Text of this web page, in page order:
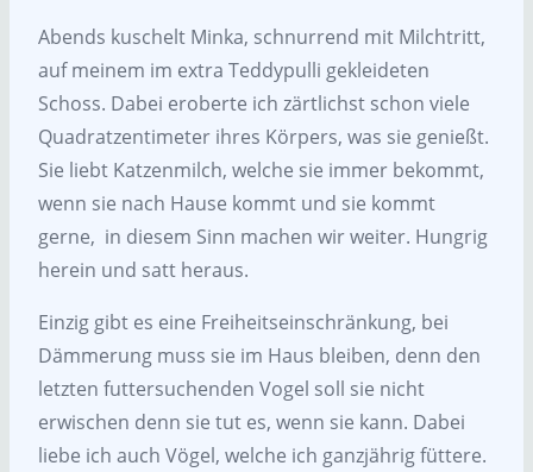
Abends kuschelt Minka, schnurrend mit Milchtritt,
auf meinem im extra Teddypulli gekleideten
Schoss. Dabei eroberte ich zärtlichst schon viele
Quadratzentimeter ihres Körpers, was sie genießt.
Sie liebt Katzenmilch, welche sie immer bekommt,
wenn sie nach Hause kommt und sie kommt
gerne, in diesem Sinn machen wir weiter. Hungrig
herein und satt heraus.
Einzig gibt es eine Freiheitseinschränkung, bei
Dämmerung muss sie im Haus bleiben, denn den
letzten futtersuchenden Vogel soll sie nicht
erwischen denn sie tut es, wenn sie kann. Dabei
liebe ich auch Vögel, welche ich ganzjährig füttere.